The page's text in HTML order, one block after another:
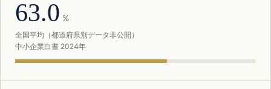
63.0 %
全国平均（都道府県別データ非公開）
中小企業白書 2024年